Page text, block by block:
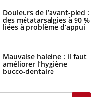
Douleurs de l’avant-pied :
des métatarsalgies à 90 %
liées à problème d’appui
Mauvaise haleine : il faut
améliorer l’hygiène
bucco-dentaire